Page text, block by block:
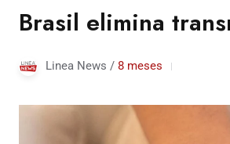
Brasil elimina
Linea News / 8 meses